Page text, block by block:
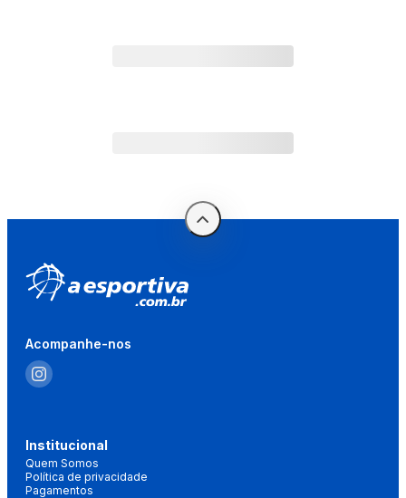
Acompanhe-nos
Institucional
Quem Somos
Política de privacidade
Pagamentos